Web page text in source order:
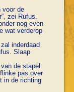
voor de
zei Rufus.
nog even
wat verderop
inderdaad
Slaap
de stapel.
pas over
in de richting